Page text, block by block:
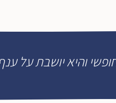
והיא יושבת על